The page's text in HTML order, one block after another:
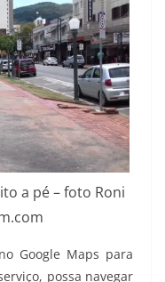
a pé – foto Roni
Google Maps para
possa navegar